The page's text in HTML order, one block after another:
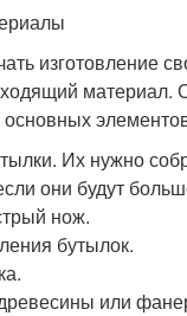
изготовление
материал.
Их нужно
они будут
нож.
бутылок.
или